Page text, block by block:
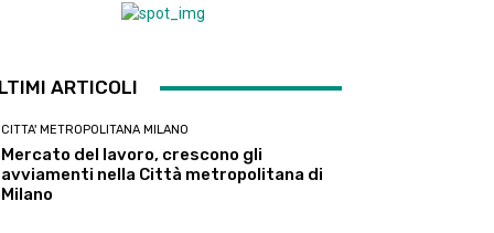
ARTICOLI
CITTA' METROPOLITANA MILANO
Mercato del lavoro, crescono gli
avviamenti nella Città metropolitana di
Milano